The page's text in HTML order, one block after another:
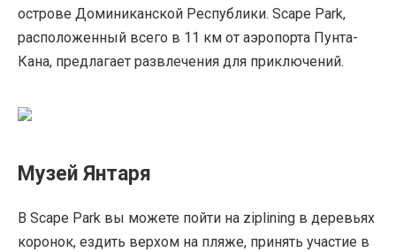
острове Доминиканской Республики. Scape Park,
расположенный всего в 11 км от аэропорта Пунта-
Кана, предлагает развлечения для приключений.
Музей Янтаря
В Scape Park вы можете пойти на ziplining в деревьях
коронок, ездить верхом на пляже, принять участие в